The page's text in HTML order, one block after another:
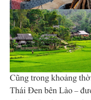
Cũng trong khoảng
Thái Đen bên Lào –